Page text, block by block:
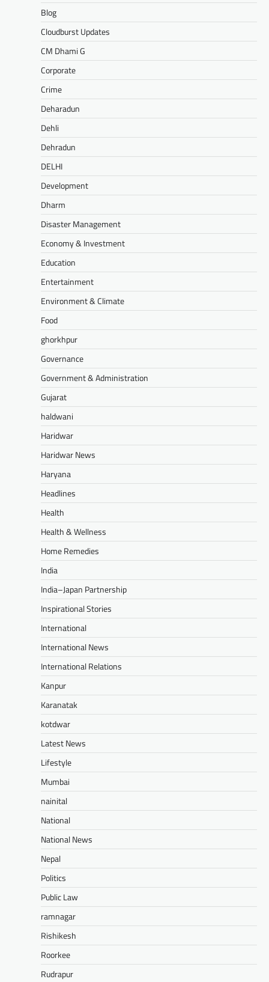
Blog
Cloudburst Updates
CM Dhami G
Corporate
Crime
Deharadun
Dehli
Dehradun
DELHI
Development
Dharm
Disaster Management
Economy & Investment
Education
Entertainment
Environment & Climate
Food
ghorkhpur
Governance
Government & Administration
Gujarat
haldwani
Haridwar
Haridwar News
Haryana
Headlines
Health
Health & Wellness
Home Remedies
India
India–Japan Partnership
Inspirational Stories
International
International News
International Relations
Kanpur
Karanatak
kotdwar
Latest News
Lifestyle
Mumbai
nainital
National
National News
Nepal
Politics
Public Law
ramnagar
Rishikesh
Roorkee
Rudrapur